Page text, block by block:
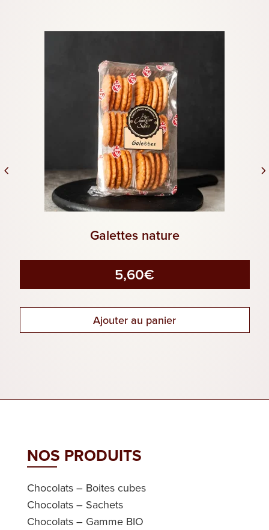
Galettes nature
5,60€
Ajouter au panier
NOS PRODUITS
Chocolats – Boites cubes
Chocolats – Sachets
Chocolats – Gamme BIO